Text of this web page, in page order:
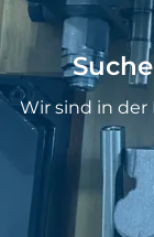
Wir sind in der